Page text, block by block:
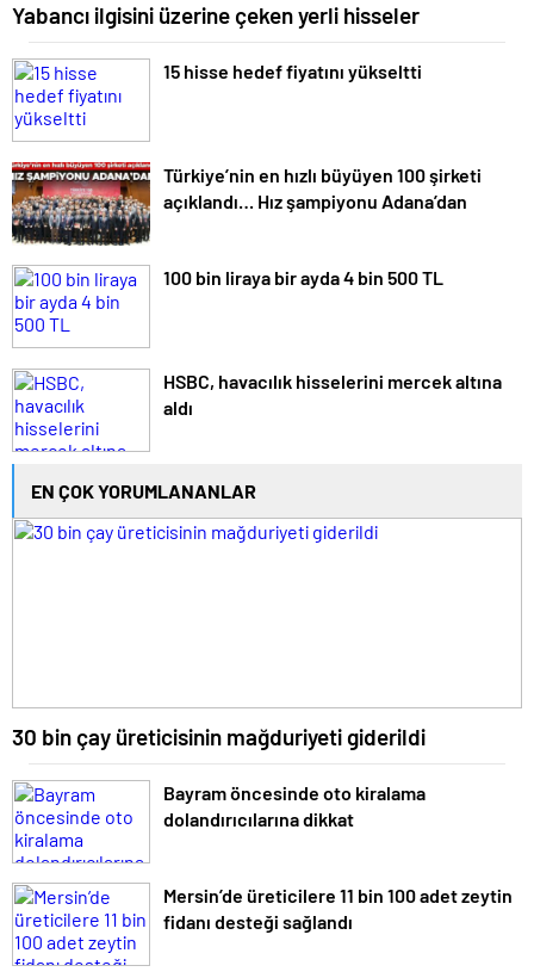
Yabancı ilgisini üzerine çeken yerli hisseler
15 hisse hedef fiyatını yükseltti
Türkiye’nin en hızlı büyüyen 100 şirketi
açıklandı… Hız şampiyonu Adana’dan
100 bin liraya bir ayda 4 bin 500 TL
HSBC, havacılık hisselerini mercek altına
aldı
EN ÇOK YORUMLANANLAR
30 bin çay üreticisinin mağduriyeti giderildi
Bayram öncesinde oto kiralama
dolandırıcılarına dikkat
Mersin’de üreticilere 11 bin 100 adet zeytin
fidanı desteği sağlandı